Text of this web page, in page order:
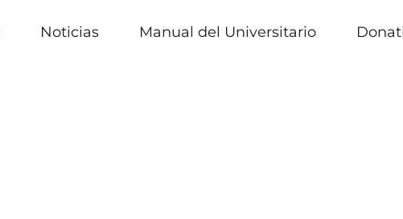
Noticias Manual del Universitario